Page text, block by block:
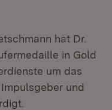
hat Dr.
in Gold
um das
und